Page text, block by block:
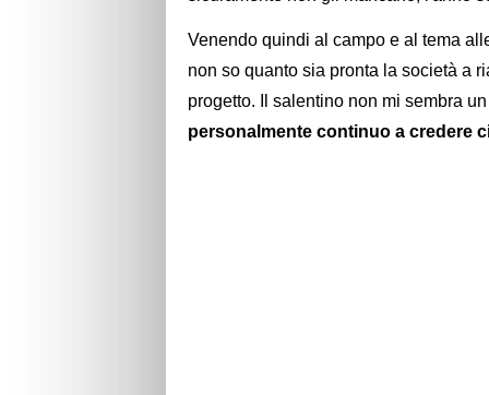
Venendo quindi al campo e al tema
non so quanto sia pronta la società a
progetto. Il salentino non mi sembra
personalmente continuo a credere